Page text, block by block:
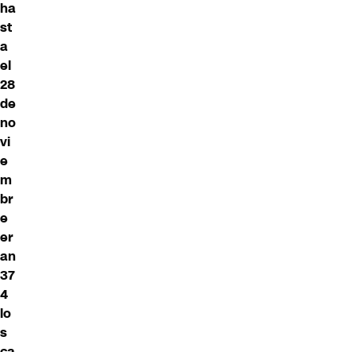
ha
st
a
el
28
de
no
vi
e
m
br
e
er
an
37
4
lo
s